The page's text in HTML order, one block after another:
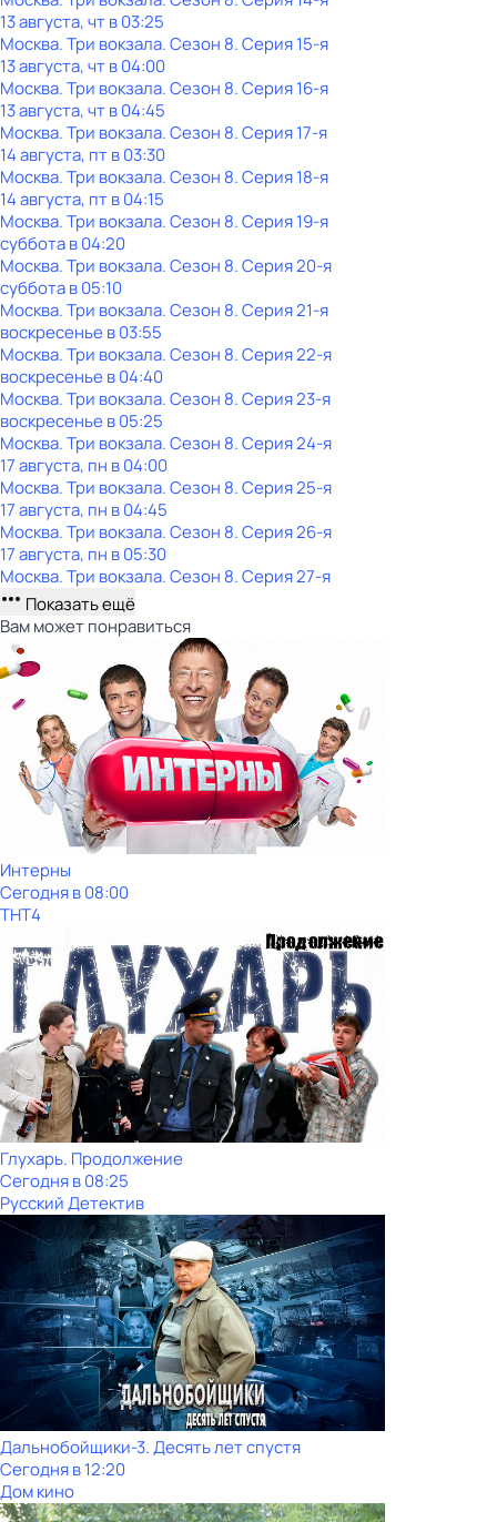
13 августа, чт в 03:25
Москва. Три вокзала. Сезон 8. Серия 15-я
13 августа, чт в 04:00
Москва. Три вокзала. Сезон 8. Серия 16-я
13 августа, чт в 04:45
Москва. Три вокзала. Сезон 8. Серия 17-я
14 августа, пт в 03:30
Москва. Три вокзала. Сезон 8. Серия 18-я
14 августа, пт в 04:15
Москва. Три вокзала. Сезон 8. Серия 19-я
субботав04:20
Москва. Три вокзала. Сезон 8. Серия 20-я
субботав05:10
Москва. Три вокзала. Сезон 8. Серия 21-я
воскресенье в03:55
Москва. Три вокзала. Сезон 8. Серия 22-я
воскресенье в04:40
Москва. Три вокзала. Сезон 8. Серия 23-я
воскресенье в05:25
Москва. Три вокзала. Сезон 8. Серия 24-я
17 августа, пн в 04:00
Москва. Три вокзала. Сезон 8. Серия 25-я
17 августа, пн в 04:45
Москва. Три вокзала. Сезон 8. Серия 26-я
17 августа, пн в 05:30
Москва. Три вокзала. Сезон 8. Серия 27-я
Показать ещё
Вам может понравиться
Интерны
Сегодня в 08:00
ТНТ4
Глухарь. Продолжение
Сегодня в 08:25
Русский Детектив
Дальнобойщики-3. Десять лет спустя
Сегодня в 12:20
Дом кино